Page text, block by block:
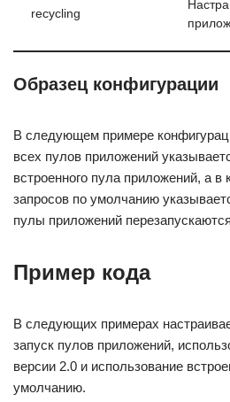
recycling
Образец конфигурации
В следующем примере
всех пулов приложений
встроенного пула приложений, а в
запросов по умолчанию
пулы приложений
Пример кода
В следующих примерах
запуск пулов приложений,
версии 2.0 и использование
умолчанию.